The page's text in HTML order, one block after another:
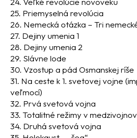
25. Priemyselná revolúcia
26. Nemecká otázka – Tri
27. Dejiny umenia 1
28. Dejiny umenia 2
29. Slávne lode
30. Vzostup a pád Osmanskej ríše
31. Na ceste k 1. svetovej vojne
veľmocí)
32. Prvá svetová vojna
33. Totalitné režimy v
34. Druhá svetová vojna